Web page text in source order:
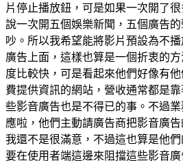
片停止播放鈕，可是如果一次開了
說一次開五個娛樂新聞，五個廣告的
吵。所以我希望能將影片預設為不
廣告上面，這樣也算是一個折衷的方
度比較快，可是看起來他們好像有
費提供資訊的網站，營收通常都是
些影音廣告也是不得已的事。不過
應啦，他們主動請廣告商把影音廣
我還不是很滿意，不過這也算是他
要在使用者端這邊來阻擋這些影音